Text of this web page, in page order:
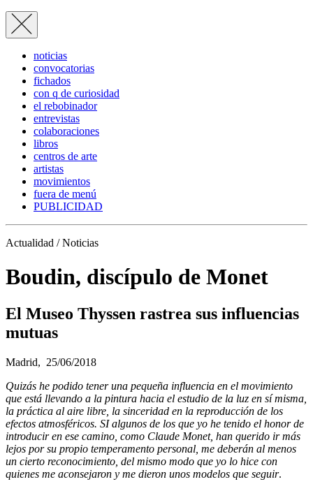
noticias
convocatorias
fichados
con q de curiosidad
el rebobinador
entrevistas
colaboraciones
libros
centros de arte
artistas
movimientos
fuera de menú
PUBLICIDAD
Actualidad / Noticias
Boudin, discípulo de Monet
El Museo Thyssen rastrea sus influencias
mutuas
Madrid, 25/06/2018
Quizás he podido tener una pequeña influencia en el movimiento
que está llevando a la pintura hacia el estudio de la luz en sí misma,
la práctica al aire libre, la sinceridad en la reproducción de los
efectos atmosféricos. SI algunos de los que yo he tenido el honor de
introducir en ese camino, como Claude Monet, han querido ir más
lejos por su propio temperamento personal, me deberán al menos
un cierto reconocimiento, del mismo modo que yo lo hice con
quienes me aconsejaron y me dieron unos modelos que seguir.